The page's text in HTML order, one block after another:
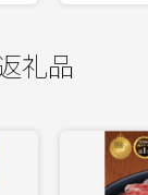
礼品